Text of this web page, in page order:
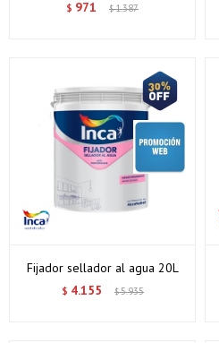
$ 971 $1.387
Fijador sellador al agua 20L
$ 4.155 $5.935